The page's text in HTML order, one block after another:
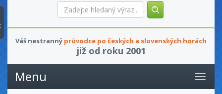
Zadejte
hledaný
Váš nestranný průvodce po českých a slovenských horách
již od roku 2001
Menu